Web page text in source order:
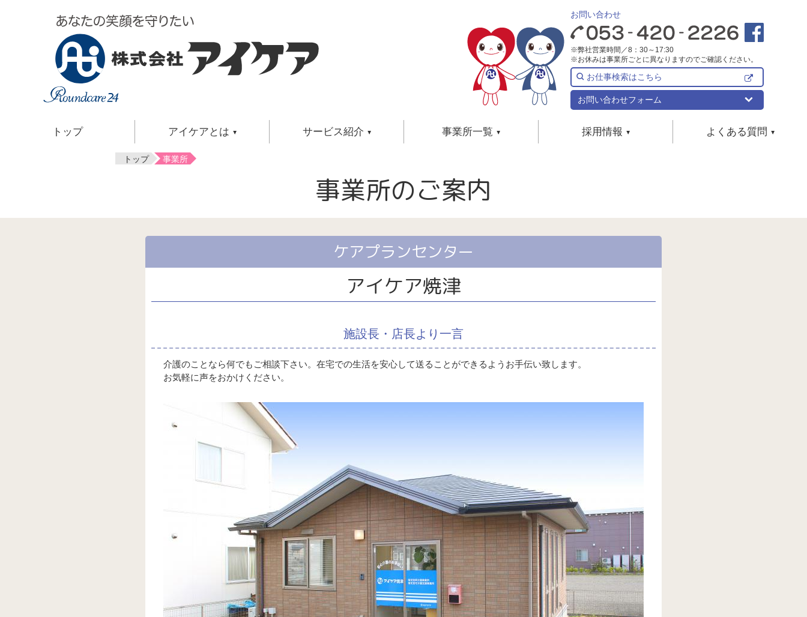
お問い合わせ
※弊社営業時間／8：30～17:30
※お休みは事業所ごとに異なりますのでご確認ください。
お仕事検索はこちら
お問い合わせフォーム
トップ アイケアとは
会長挨拶・社長挨拶・事業案内・
関連ページ
事業所検索
サービス紹介
介護サービス
その他の関連サービス
サービスメニュー・ご利用方法・
ご利用料金・店舗のご案内・
保育士募集・シッター募集
介護についての学び
介護するご家族の学び
介護のプロとしての学び
介護保険外サービス全般
事業所一覧
在宅介護センター
ケアプランセンター
訪問看護ステーション
デイサービスセンター
小規模多機能型居宅介護
グループホーム
サービス付き高齢者向け住宅
採用情報
パート・アルバイト採用
よくある質問
求人について
トップ 事業所
事業所のご案内
ケアプランセンター
アイケア焼津
施設長・店長より一言
介護のことなら何でもご相談下さい。在宅での生活を安心して送ることができるようお手伝い致します。
お気軽に声をおかけください。